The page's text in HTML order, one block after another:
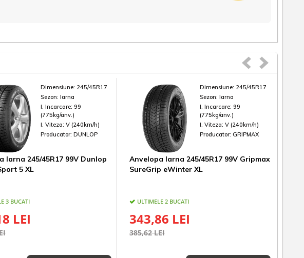
Dimensiune: 245/45R17
Sezon:Iarna
I. Incarcare:99
(775kg/anv.)
I. Viteza:V (240km/h)
Producator:DUNLOP
Iarna 245/45R17 99V Dunlop
5 XL
3 BUCATI
LEI
Dimensiune: 245/45R17
Sezon:Iarna
I. Incarcare:99
(775kg/anv.)
I. Viteza:V (240km/h)
Producator:GRIPMAX
Anvelopa Iarna 245/45R17 99V Gripmax
SureGrip eWinter XL
ULTIMELE 2 BUCATI
343,86 LEI
385,62 LEI